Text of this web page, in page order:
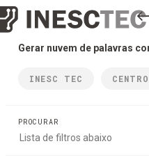
Gerar nuvem de palavras
INESC TEC CENTRO
PROCURAR